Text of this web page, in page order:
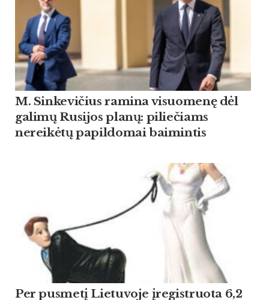
M. Sinkevičius ramina visuomenę dėl
galimų Rusijos planų: piliečiams
nereikėtų papildomai baimintis
Per pusmetį Lietuvoje įregistruota 6,2